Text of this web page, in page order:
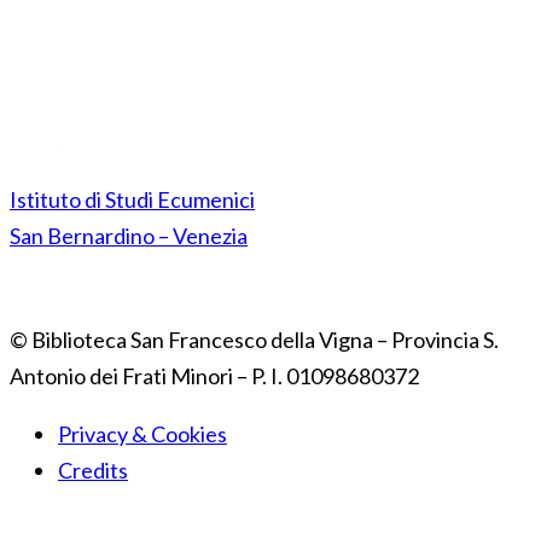
Istituto di Studi Ecumenici
San Bernardino – Venezia
© Biblioteca San Francesco della Vigna – Provincia S.
Antonio dei Frati Minori – P. I. 01098680372
Privacy & Cookies
Credits